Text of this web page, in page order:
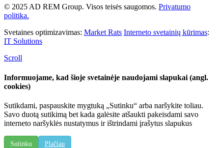
© 2025 AD REM Group. Visos teisės saugomos. Privatumo
politika.
Svetaines optimizavimas: Market Rats Interneto svetainių kūrimas:
IT Solutions
Scroll
Informuojame, kad šioje svetainėje naudojami slapukai (angl.
cookies)
Sutikdami, paspauskite mygtuką „Sutinku“ arba naršykite toliau.
Savo duotą sutikimą bet kada galėsite atšaukti pakeisdami savo
interneto naršyklės nustatymus ir ištrindami įrašytus slapukus
Sutinku Plačiau